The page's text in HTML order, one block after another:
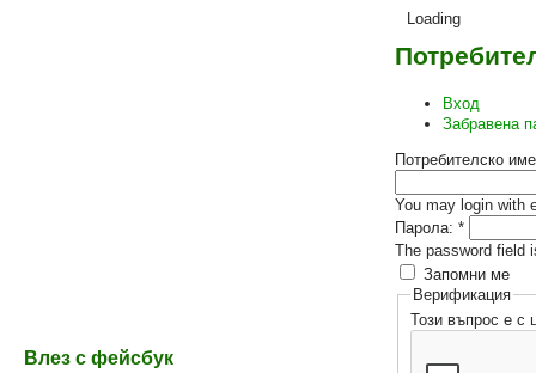
Влез с фейсбук
Loading
Вход
Забравена
Потребителско
You may login with
Парола: *
The password field
Запомни ме
Верификация
Този въпрос е с